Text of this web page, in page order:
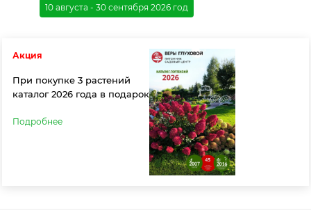
10 августа - 30 сентября 2026 год
Акция
При покупке 3 растений
каталог 2026 года в подарок
Подробнее